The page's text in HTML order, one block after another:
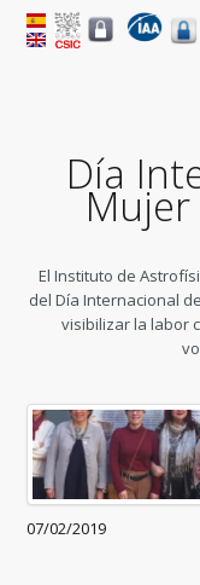
Día
El Instituto de
del Día Internacional
visibilizar la labor
07/02/2019